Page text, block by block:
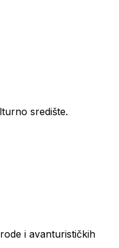
središte.
i avanturističkih